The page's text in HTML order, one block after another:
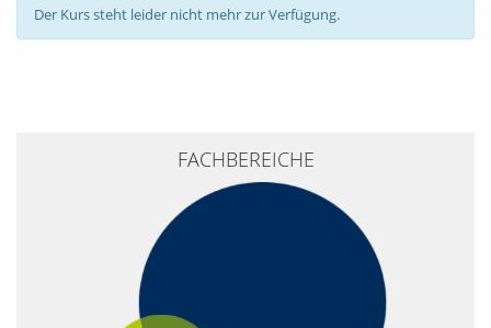
Der Kurs steht leider nicht mehr zur Verfügung.
FACHBEREICHE